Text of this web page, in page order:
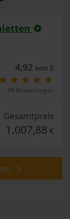
4,92von 5
48 Bewertungen
Gesamtpreis
1.007,88 €